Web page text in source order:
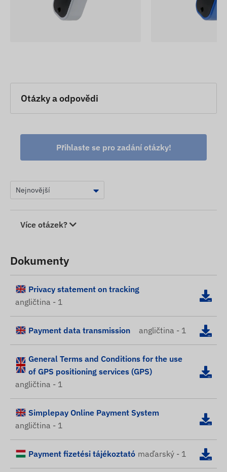
Otázky a odpovědi
Přihlaste se pro zadání otázky!
Více otázek?
Dokumenty
Privacy statement on tracking
angličtina - 1
Payment data transmission angličtina - 1
General Terms and Conditions for the use
of GPS positioning services (GPS)
angličtina - 1
Simplepay Online Payment System
angličtina - 1
Payment fizetési tájékoztató maďarský - 1